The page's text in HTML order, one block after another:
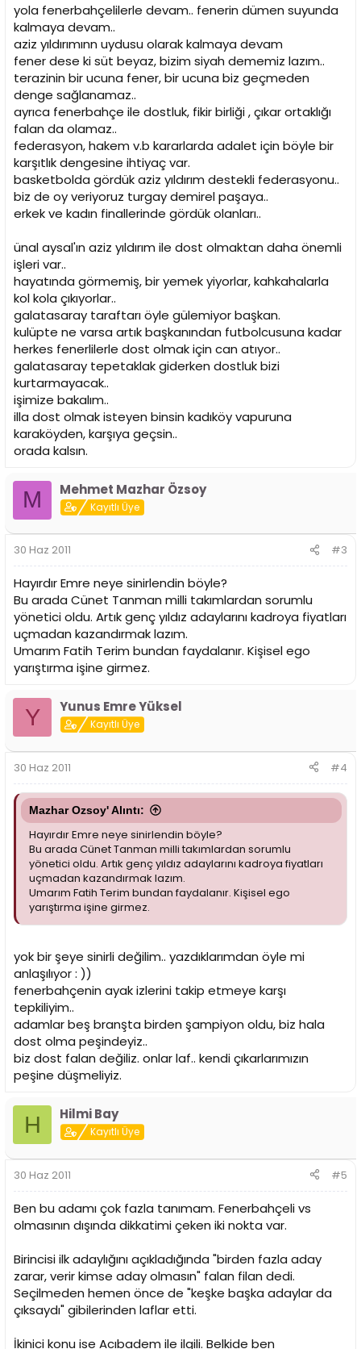
yola fenerbahçelilerle devam.. fenerin dümen suyunda
kalmaya devam..
aziz yıldırımınn uydusu olarak kalmaya devam
fener dese ki süt beyaz, bizim siyah dememiz lazım..
terazinin bir ucuna fener, bir ucuna biz geçmeden
denge sağlanamaz..
ayrıca fenerbahçe ile dostluk, fikir birliği , çıkar ortaklığı
falan da olamaz..
federasyon, hakem v.b kararlarda adalet için böyle bir
karşıtlık dengesine ihtiyaç var.
basketbolda gördük aziz yıldırım destekli federasyonu..
biz de oy veriyoruz turgay demirel paşaya..
erkek ve kadın finallerinde gördük olanları..
ünal aysal'ın aziz yıldırım ile dost olmaktan daha önemli
işleri var..
hayatında görmemiş, bir yemek yiyorlar, kahkahalarla
kol kola çıkıyorlar..
galatasaray taraftarı öyle gülemiyor başkan.
kulüpte ne varsa artık başkanından futbolcusuna kadar
herkes fenerlilerle dost olmak için can atıyor..
galatasaray tepetaklak giderken dostluk bizi
kurtarmayacak..
işimize bakalım..
illa dost olmak isteyen binsin kadıköy vapuruna
karaköyden, karşıya geçsin..
orada kalsın.
M Mehmet Mazhar Özsoy
Kayıtlı Üye
30 Haz 2011 #3
Hayırdır Emre neye sinirlendin böyle?
Bu arada Cünet Tanman milli takımlardan sorumlu
yönetici oldu. Artık genç yıldız adaylarını kadroya fiyatları
uçmadan kazandırmak lazım.
Umarım Fatih Terim bundan faydalanır. Kişisel ego
yarıştırma işine girmez.
Y Yunus Emre Yüksel
Kayıtlı Üye
30 Haz 2011 #4
Mazhar Ozsoy' Alıntı:
Hayırdır Emre neye sinirlendin böyle?
Bu arada Cünet Tanman milli takımlardan sorumlu
yönetici oldu. Artık genç yıldız adaylarını kadroya fiyatları
uçmadan kazandırmak lazım.
Umarım Fatih Terim bundan faydalanır. Kişisel ego
yarıştırma işine girmez.
yok bir şeye sinirli değilim.. yazdıklarımdan öyle mi
anlaşılıyor : ))
fenerbahçenin ayak izlerini takip etmeye karşı
tepkiliyim..
adamlar beş branşta birden şampiyon oldu, biz hala
dost olma peşindeyiz..
biz dost falan değiliz. onlar laf.. kendi çıkarlarımızın
peşine düşmeliyiz.
H Hilmi Bay
Kayıtlı Üye
30 Haz 2011 #5
Ben bu adamı çok fazla tanımam. Fenerbahçeli vs
olmasının dışında dikkatimi çeken iki nokta var.
Birincisi ilk adaylığını açıkladığında "birden fazla aday
zarar, verir kimse aday olmasın" falan filan dedi.
Seçilmeden hemen önce de "keşke başka adaylar da
çıksaydı" gibilerinden laflar etti.
İkinici konu ise Acıbadem ile ilgili. Belkide ben